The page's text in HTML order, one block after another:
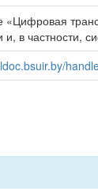
«Цифровая
и, в частности,